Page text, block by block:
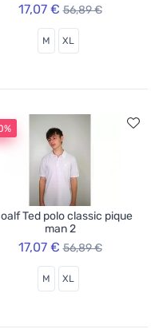
17,07 € 56,89 €
M XL
Ted polo classic pique
man 2
17,07 € 56,89 €
M XL